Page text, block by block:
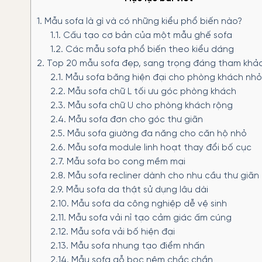
1. Mẫu sofa là gì và có những kiểu phổ biến nào?
1.1. Cấu tạo cơ bản của một mẫu ghế sofa
1.2. Các mẫu sofa phổ biến theo kiểu dáng
2. Top 20 mẫu sofa đẹp, sang trọng đáng tham
2.1. Mẫu sofa băng hiện đại cho phòng khách nhỏ
2.2. Mẫu sofa chữ L tối ưu góc phòng khách
2.3. Mẫu sofa chữ U cho phòng khách rộng
2.4. Mẫu sofa đơn cho góc thư giãn
2.5. Mẫu sofa giường đa năng cho căn hộ nhỏ
2.6. Mẫu sofa module linh hoạt thay đổi bố cục
2.7. Mẫu sofa bo cong mềm mại
2.8. Mẫu sofa recliner dành cho nhu cầu thư giãn
2.9. Mẫu sofa da thật sử dụng lâu dài
2.10. Mẫu sofa da công nghiệp dễ vệ sinh
2.11. Mẫu sofa vải nỉ tạo cảm giác ấm cúng
2.12. Mẫu sofa vải bố hiện đại
2.13. Mẫu sofa nhung tạo điểm nhấn